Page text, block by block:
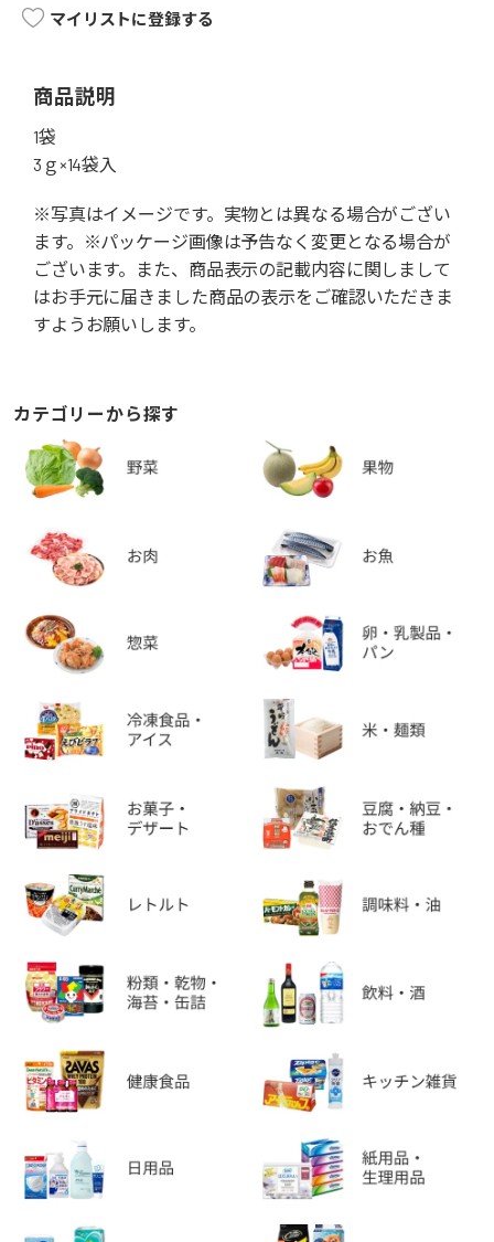
マイリストに登録する
商品説明
1袋
3ｇ×14袋入
※写真はイメージです。実物とは異なる場合がござい
ます。※パッケージ画像は予告なく変更となる場合が
ございます。また、商品表示の記載内容に関しまして
はお手元に届きました商品の表示をご確認いただきま
すようお願いします。
カテゴリーから探す